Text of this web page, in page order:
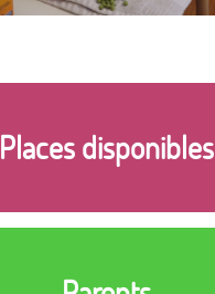
Places disponibles